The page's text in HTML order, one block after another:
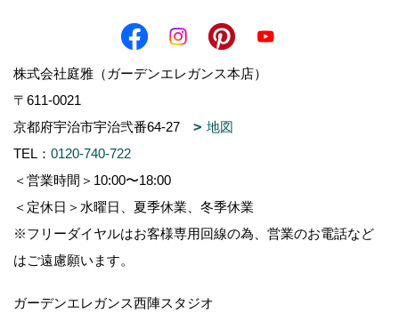
株式会社庭雅（ガーデンエレガンス本店）
〒611-0021
京都府宇治市宇治弐番64-27
地図
TEL： 0120-740-722
＜営業時間＞10:00〜18:00
＜定休日＞水曜日、夏季休業、冬季休業
※フリーダイヤルはお客様専用回線の為、営業のお電話など
はご遠慮願います。
ガーデンエレガンス西陣スタジオ